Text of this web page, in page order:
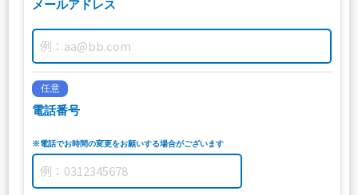
メールアドレス
任意
電話番号
※電話でお時間の変更をお願いする場合がございます